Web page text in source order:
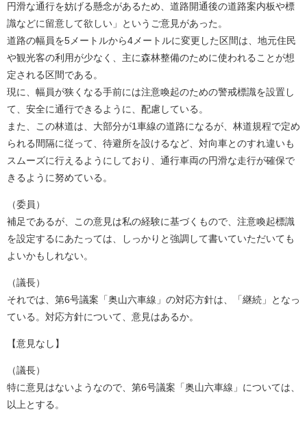
円滑な通行を妨げる懸念があるため、道路開通後の道路案内板や標
識などに留意して欲しい」というご意見があった。
道路の幅員を5メートルから4メートルに変更した区間は、地元住民
や観光客の利用が少なく、主に森林整備のために使われることが想
定される区間である。
現に、幅員が狭くなる手前には注意喚起のための警戒標識を設置し
て、安全に通行できるように、配慮している。
また、この林道は、大部分が1車線の道路になるが、林道規程で定め
られる間隔に従って、待避所を設けるなど、対向車とのすれ違いも
スムーズに行えるようにしており、通行車両の円滑な走行が確保で
きるように努めている。
（委員）
補足であるが、この意見は私の経験に基づくもので、注意喚起標識
を設定するにあたっては、しっかりと強調して書いていただいても
よいかもしれない。
（議長）
それでは、第6号議案「奥山六車線」の対応方針は、「継続」となっ
ている。対応方針について、意見はあるか。
【意見なし】
（議長）
特に意見はないようなので、第6号議案「奥山六車線」については、
以上とする。​